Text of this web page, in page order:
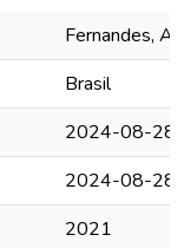
Fernandes,
Brasil
2024-08-
2024-08-
2021